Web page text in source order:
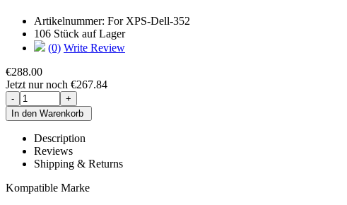
Artikelnummer: For XPS-Dell-352
106 Stück auf Lager
(0) Write Review
€288.00
Jetzt nur noch €267.84
Description
Reviews
Shipping & Returns
Kompatible Marke